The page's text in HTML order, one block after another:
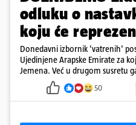
odluku o
koju će
Donedavni izbornik 'vatrenih'
Ujedinjene Arapske Emirate za
Jemena. Već u drugom susretu
50